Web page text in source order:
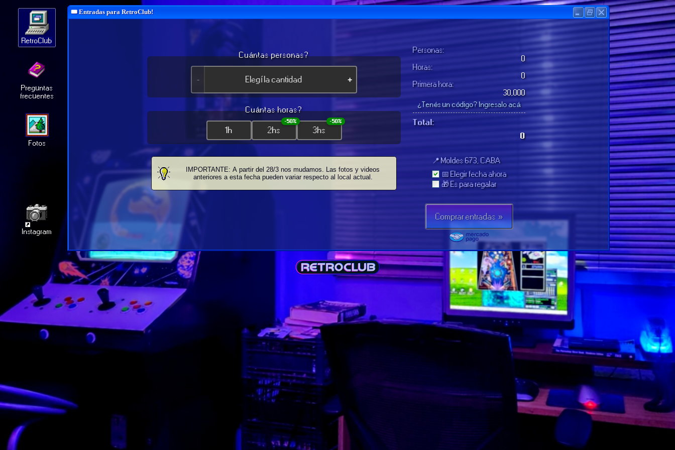
RetroClub
Preguntas
frecuentes
Fotos
Instagram
🎟️ Entradas para RetroClub!
Cuántas personas?
- +
Cuántas horas?
1h 2hs
-50%
3hs
-50%
Personas:
0
Horas:
0
Primera hora:
30,000
¿Tenés un código? Ingresalo acá
Total:
0
📍 Moldes 673, CABA
📅 Elegir fecha ahora
🎁 Es para regalar
IMPORTANTE: A partir del 28/3 nos mudamos. Las fotos y videos
anteriores a esta fecha pueden variar respecto al local actual.
Comprar entradas